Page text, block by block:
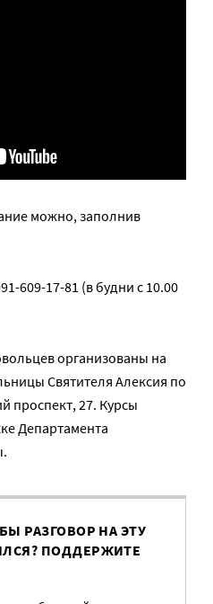
можно, заполнив
609-17-81 (в будни с 10.00
организованы на
Святителя Алексия по
проспект, 27. Курсы
Департамента
РАЗГОВОР НА ЭТУ
ПОДДЕРЖИТЕ